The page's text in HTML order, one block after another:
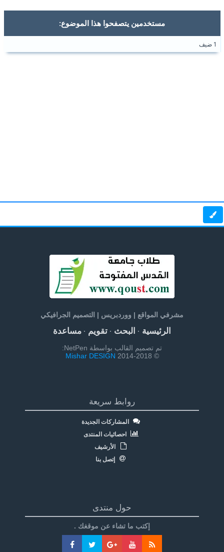
مستخدمين يتصفحوا هذا الموضوع:
مشرفي المواقع | ووردبريس | التصميم الجرافيكي
الرئيسية· البحث· تقويم· مساعدة
تم تصميم القالب بواسطة NetPen:
© 2014-2018
Mishar DESIGN
روابط سريعة
المشاركات الجديدة
احصائيات المنتدى
الأرشيف
إتصل بنا
حول منتدى
إكتب ما تشاء عن موقغك .